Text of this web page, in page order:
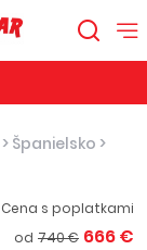
> Španielsko >
Cena s poplatkami
od 740 € 666 €